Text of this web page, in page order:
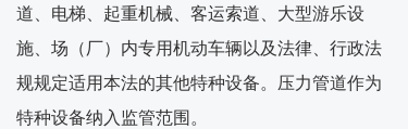
道、电梯、起重机械、客运索道、大型游乐设
施、场（厂）内专用机动车辆以及法律、行政法
规规定适用本法的其他特种设备。压力管道作为
特种设备纳入监管范围。